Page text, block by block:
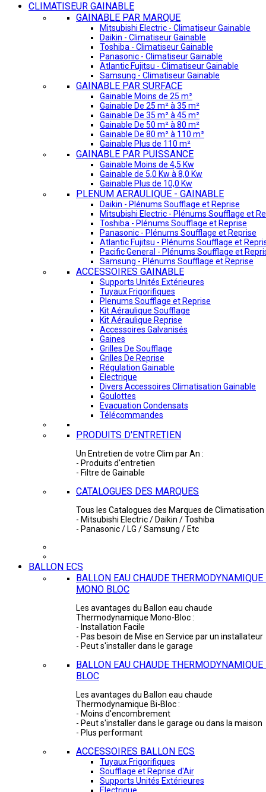
CLIMATISEUR GAINABLE
GAINABLE PAR MARQUE
Mitsubishi Electric - Climatiseur Gainable
Daikin - Climatiseur Gainable
Toshiba - Climatiseur Gainable
Panasonic - Climatiseur Gainable
Atlantic Fujitsu - Climatiseur Gainable
Samsung - Climatiseur Gainable
GAINABLE PAR SURFACE
Gainable Moins de 25 m²
Gainable De 25 m² à 35 m²
Gainable De 35 m² à 45 m²
Gainable De 50 m² à 80 m²
Gainable De 80 m² à 110 m²
Gainable Plus de 110 m²
GAINABLE PAR PUISSANCE
Gainable Moins de 4,5 Kw
Gainable de 5,0 Kw à 8,0 Kw
Gainable Plus de 10,0 Kw
PLENUM AERAULIQUE - GAINABLE
Daikin - Plénums Soufflage et Reprise
Mitsubishi Electric - Plénums Soufflage et
Toshiba - Plénums Soufflage et Reprise
Panasonic - Plénums Soufflage et Reprise
Atlantic Fujitsu - Plénums Soufflage et
Pacific General - Plénums Soufflage et
Samsung - Plénums Soufflage et Reprise
ACCESSOIRES GAINABLE
Supports Unités Extérieures
Tuyaux Frigorifiques
Plenums Soufflage et Reprise
Kit Aéraulique Soufflage
Kit Aéraulique Reprise
Accessoires Galvanisés
Gaines
Grilles De Soufflage
Grilles De Reprise
Régulation Gainable
Electrique
Divers Accessoires Climatisation Gainable
Goulottes
Evacuation Condensats
Télécommandes
PRODUITS D'ENTRETIEN
Un Entretien de votre Clim par An :
- Produits d'entretien
- Filtre de Gainable
CATALOGUES DES MARQUES
Tous les Catalogues des Marques de Climatisation
- Mitsubishi Electric / Daikin / Toshiba
- Panasonic / LG / Samsung / Etc
BALLON ECS
BALLON EAU CHAUDE THERMODYNAMIQUE
MONO BLOC
Les avantages du Ballon eau chaude
Thermodynamique Mono-Bloc :
- Installation Facile
- Pas besoin de Mise en Service par un installateur
- Peut s'installer dans le garage
BALLON EAU CHAUDE
BLOC
Les avantages du Ballon eau chaude
Thermodynamique Bi-Bloc :
- Moins d'encombrement
- Peut s'installer dans le garage ou dans la maison
- Plus performant
ACCESSOIRES BALLON ECS
Tuyaux Frigorifiques
Soufflage et Reprise d'Air
Supports Unités Extérieures